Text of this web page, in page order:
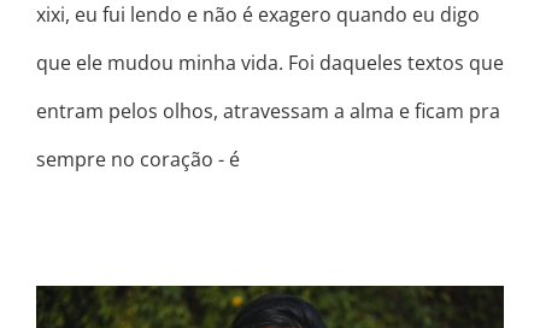
xixi, eu fui lendo e não é exagero quando eu digo
que ele mudou minha vida. Foi daqueles textos que
entram pelos olhos, atravessam a alma e ficam pra
sempre no coração - é